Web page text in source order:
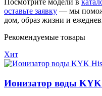
Посмотрите модели в
оставьте заявку — мы
дом, образ жизни и
Рекомендуемые товары
Хит
Ионизатор воды